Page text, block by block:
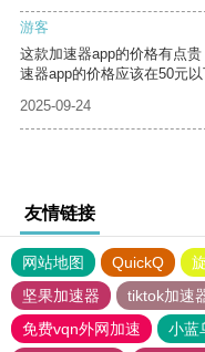
游客
这款加速器app的价格有点
速器app的价格应该在50元以
2025-09-24
友情链接
网站地图 QuickQ
坚果加速器
tiktok加速
免费vqn外网加速
小蓝